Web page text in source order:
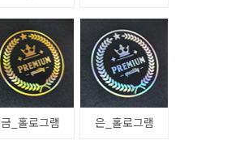
금_홀로그램 은_홀로그램